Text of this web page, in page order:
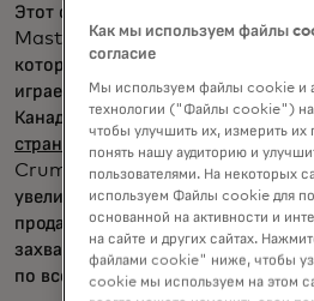
Этот сказочный опыт был заказан
Mastercard для поддержки
который обеспечивает их
играет ключевую роль в
Канады, внося вклад более трети
страны в 2020 году
. Ожидается,
Crumm», который продлится до
увеличит поток посетителей и
продаж в Форт-Лэнгли. Это
захватывающих шопингов,
по всей Северной Америке в 2025
Как мы используем файлы
согласие
Мы используем файлы cookie и
технологии ("Файлы cookie") на
чтобы улучшить их, измерить их
понять нашу аудиторию и
пользователями. На некоторых
используем Файлы cookie для
основанной на активности и
на сайте и других сайтах.
файлами cookie" ниже, чтобы
cookie мы используем на этом